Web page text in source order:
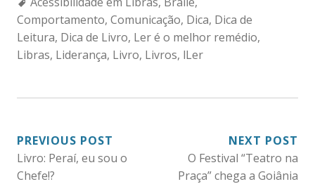
Comportamento, Comunicação, Dica, Dica de
Leitura, Dica de Livro, Ler é o melhor remédio,
Libras, Liderança, Livro, Livros, lLer
NAVEGAÇÃO
DE
PREVIOUS POST
Livro: Peraí, eu sou o
Chefe!?
NEXT POST
O Festival “Teatro na
Praça” chega a Goiânia